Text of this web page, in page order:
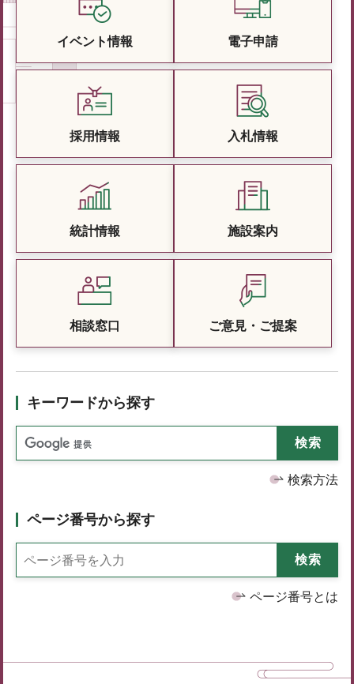
イベント情報 電子申請
採用情報 入札情報
統計情報 施設案内
相談窓口 ご意見・ご提案
キーワードから探す
検索方法
ページ番号から探す
ページ番号とは